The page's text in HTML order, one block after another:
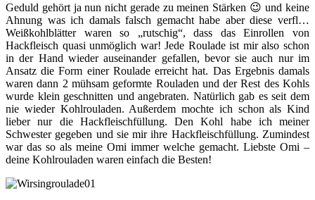
Geduld gehört ja nun nicht gerade zu meinen Stärken 😉 und keine
Ahnung was ich damals falsch gemacht habe aber diese verfl…
Weißkohlblätter waren so „rutschig“, dass das Einrollen von
Hackfleisch quasi unmöglich war! Jede Roulade ist mir also schon
in der Hand wieder auseinander gefallen, bevor sie auch nur im
Ansatz die Form einer Roulade erreicht hat. Das Ergebnis damals
waren dann 2 mühsam geformte Rouladen und der Rest des Kohls
wurde klein geschnitten und angebraten. Natürlich gab es seit dem
nie wieder Kohlrouladen. Außerdem mochte ich schon als Kind
lieber nur die Hackfleischfüllung. Den Kohl habe ich meiner
Schwester gegeben und sie mir ihre Hackfleischfüllung. Zumindest
war das so als meine Omi immer welche gemacht. Liebste Omi –
deine Kohlrouladen waren einfach die Besten!